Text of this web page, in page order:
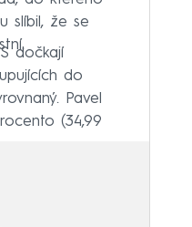
slíbil, že se
dočkají
do
Pavel
(34,99